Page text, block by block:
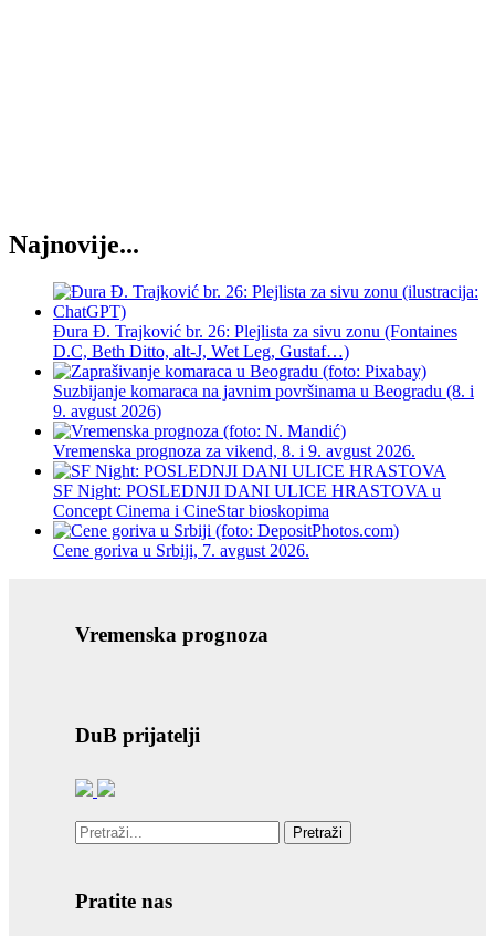
Najnovije...
Đura Đ. Trajković br. 26: Plejlista za sivu zonu (Fontaines
D.C, Beth Ditto, alt-J, Wet Leg, Gustaf…)
Suzbijanje komaraca na javnim površinama u Beogradu (8. i
9. avgust 2026)
Vremenska prognoza za vikend, 8. i 9. avgust 2026.
SF Night: POSLEDNJI DANI ULICE HRASTOVA u
Concept Cinema i CineStar bioskopima
Cene goriva u Srbiji, 7. avgust 2026.
Vremenska prognoza
DuB prijatelji
Pretraži
Pratite nas